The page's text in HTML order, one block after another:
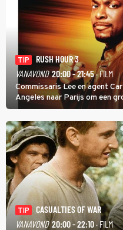
TIP
RUSH HOUR 3
VANAVOND 20:00 - 21:45· FILM
Commissaris Lee en agent
Angeles naar Parijs om een
hand aan te pakken.
TIP
CASUALTIES OF WAR
VANAVOND 20:00 - 22:10· FILM